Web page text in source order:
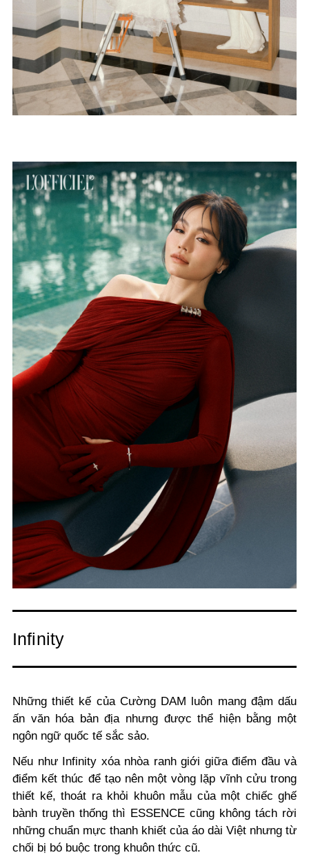
Infinity
Những thiết kế của Cường DAM luôn mang đậm dấu
ấn văn hóa bản địa nhưng được thể hiện bằng một
ngôn ngữ quốc tế sắc sảo.
Nếu như Infinity xóa nhòa ranh giới giữa điểm đầu và
điểm kết thúc để tạo nên một vòng lặp vĩnh cửu trong
thiết kế, thoát ra khỏi khuôn mẫu của một chiếc ghế
bành truyền thống thì ESSENCE cũng không tách rời
những chuẩn mực thanh khiết của áo dài Việt nhưng từ
chối bị bó buộc trong khuôn thức cũ.